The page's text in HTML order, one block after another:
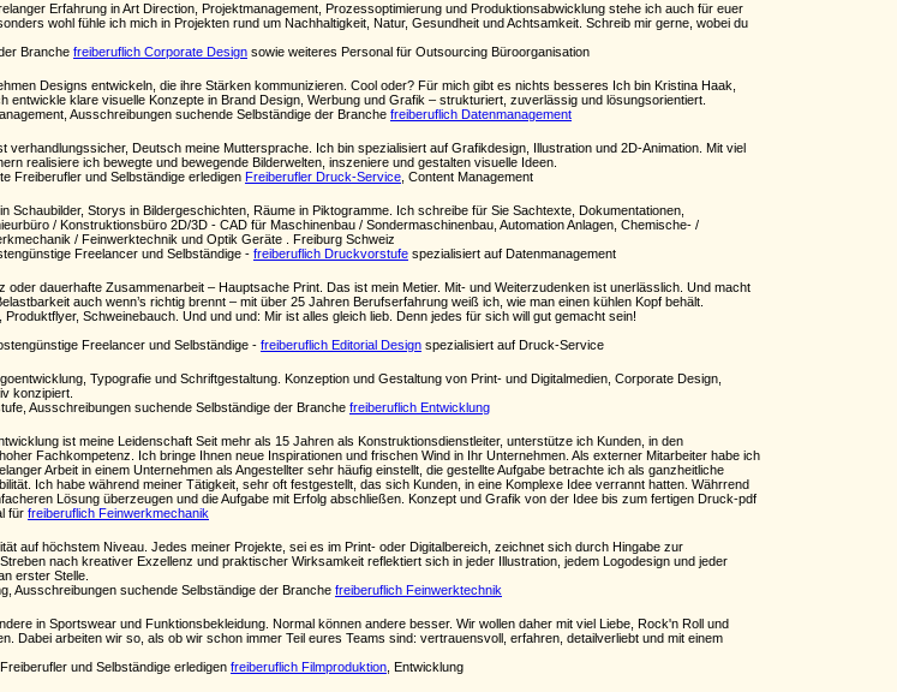
Erfahrung in Art Direction, Projektmanagement, Prozessoptimierung und Produktionsabwicklung stehe ich auch für euer
wohl fühle ich mich in Projekten rund um Nachhaltigkeit, Natur, Gesundheit und Achtsamkeit. Schreib mir gerne, wobei du
Branche freiberuflich Corporate Design sowie weiteres Personal für Outsourcing Büroorganisation
Designs entwickeln, die ihre Stärken kommunizieren. Cool oder? Für mich gibt es nichts besseres Ich bin Kristina Haak,
entwickle klare visuelle Konzepte in Brand Design, Werbung und Grafik – strukturiert, zuverlässig und lösungsorientiert.
Ausschreibungen suchende Selbständige der Branche freiberuflich Datenmanagement
verhandlungssicher, Deutsch meine Muttersprache. Ich bin spezialisiert auf Grafikdesign, Illustration und 2D-Animation. Mit viel
realisiere ich bewegte und bewegende Bilderwelten, inszeniere und gestalten visuelle Ideen.
Freiberufler und Selbständige erledigen Freiberufler Druck-Service , Content Management
Schaubilder, Storys in Bildergeschichten, Räume in Piktogramme. Ich schreibe für Sie Sachtexte, Dokumentationen,
/ Konstruktionsbüro 2D/3D - CAD für Maschinenbau / Sondermaschinenbau, Automation Anlagen, Chemische- /
/ Feinwerktechnik und Optik Geräte . Freiburg Schweiz
Freelancer und Selbständige - freiberuflich Druckvorstufe spezialisiert auf Datenmanagement
dauerhafte Zusammenarbeit – Hauptsache Print. Das ist mein Metier. Mit- und Weiterzudenken ist unerlässlich. Und macht
auch wenn’s richtig brennt – mit über 25 Jahren Berufserfahrung weiß ich, wie man einen kühlen Kopf behält.
Schweinebauch. Und und und: Mir ist alles gleich lieb. Denn jedes für sich will gut gemacht sein!
Freelancer und Selbständige - freiberuflich Editorial Design spezialisiert auf Druck-Service
Typografie und Schriftgestaltung. Konzeption und Gestaltung von Print- und Digitalmedien, Corporate Design,
konzipiert.
Ausschreibungen suchende Selbständige der Branche freiberuflich Entwicklung
ist meine Leidenschaft Seit mehr als 15 Jahren als Konstruktionsdienstleiter, unterstütze ich Kunden, in den
Fachkompetenz. Ich bringe Ihnen neue Inspirationen und frischen Wind in Ihr Unternehmen. Als externer Mitarbeiter habe ich
Arbeit in einem Unternehmen als Angestellter sehr häufig einstellt, die gestellte Aufgabe betrachte ich als ganzheitliche
Ich habe während meiner Tätigkeit, sehr oft festgestellt, das sich Kunden, in eine Komplexe Idee verrannt hatten. Währrend
Lösung überzeugen und die Aufgabe mit Erfolg abschließen. Konzept und Grafik von der Idee bis zum fertigen Druck-pdf
für freiberuflich Feinwerkmechanik
auf höchstem Niveau. Jedes meiner Projekte, sei es im Print- oder Digitalbereich, zeichnet sich durch Hingabe zur
nach kreativer Exzellenz und praktischer Wirksamkeit reflektiert sich in jeder Illustration, jedem Logodesign und jeder
erster Stelle.
Ausschreibungen suchende Selbständige der Branche freiberuflich Feinwerktechnik
in Sportswear und Funktionsbekleidung. Normal können andere besser. Wir wollen daher mit viel Liebe, Rock'n Roll und
Dabei arbeiten wir so, als ob wir schon immer Teil eures Teams sind: vertrauensvoll, erfahren, detailverliebt und mit einem
und Selbständige erledigen freiberuflich Filmproduktion , Entwicklung